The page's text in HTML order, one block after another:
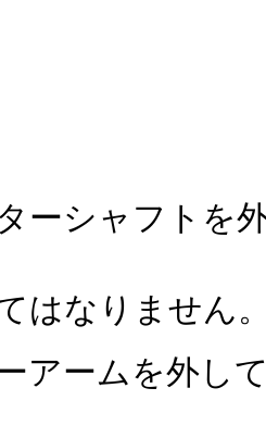
ーシャフトを
はなりません
アームを外し